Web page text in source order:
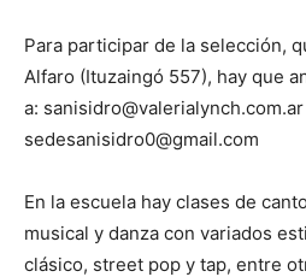
Para participar de la selección,
Alfaro (Ituzaingó 557), hay que
a:
sedesanisidro0@gmail.com
En la escuela hay clases de
musical y danza con variados
clásico, street pop y tap, entre